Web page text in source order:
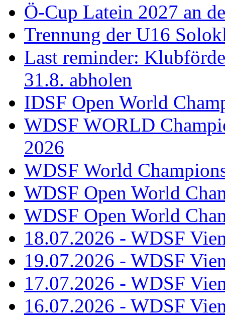
Ö-Cup Latein 2027 an
Trennung der U16
Last reminder:
31.8. abholen
IDSF Open World
WDSF WORLD
2026
WDSF World
WDSF Open World
WDSF Open World
18.07.2026 - WDSF
19.07.2026 - WDSF
17.07.2026 - WDSF
16.07.2026 - WDSF